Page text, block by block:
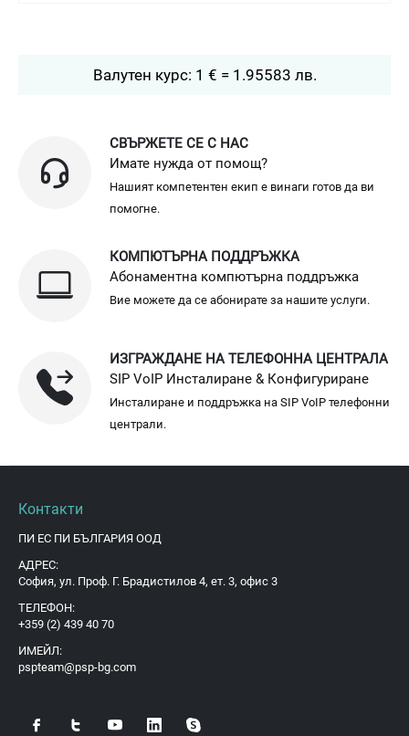
Валутен курс: 1 € = 1.95583 лв.
СВЪРЖЕТЕ СЕ С НАС
Имате нужда от помощ?
Нашият компетентен екип е винаги готов да ви
помогне.
КОМПЮТЪРНА ПОДДРЪЖКА
Абонаментна компютърна поддръжка
Вие можете да се абонирате за нашите услуги.
ИЗГРАЖДАНЕ НА ТЕЛЕФОННА ЦЕНТРАЛА
SIP VoIP Инсталиране & Конфигуриране
Инсталиране и поддръжка на SIP VoIP телефонни
централи.
Контакти
ПИ ЕС ПИ БЪЛГАРИЯ ООД
АДРЕС:
София, ул. Проф. Г. Брадистилов 4, ет. 3, офис 3
ТЕЛЕФОН:
+359 (2) 439 40 70
ИМЕЙЛ:
pspteam@psp-bg.com